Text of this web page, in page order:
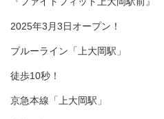
2025年3月3日オープン！
ブルーライン「上大岡駅」
徒歩10秒！
京急本線「上大岡駅」